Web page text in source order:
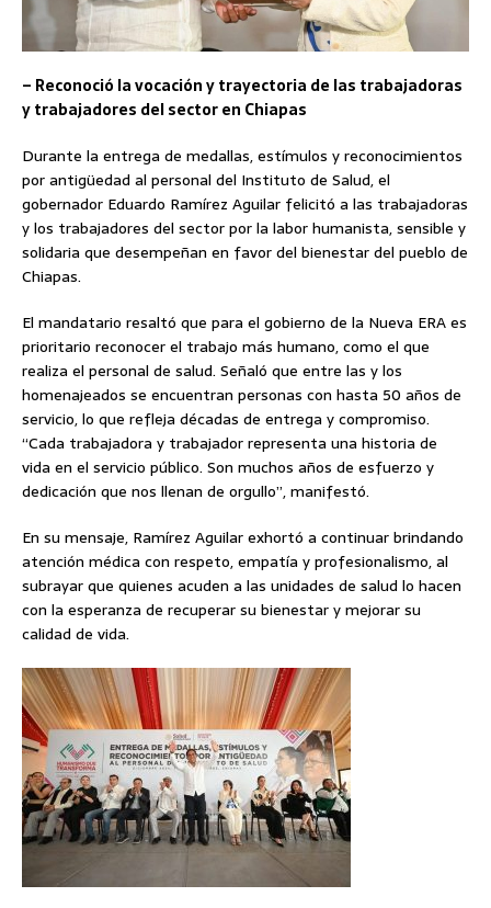
– Reconoció la vocación y trayectoria de las trabajadoras
y trabajadores del sector en Chiapas
Durante la entrega de medallas, estímulos y reconocimientos
por antigüedad al personal del Instituto de Salud, el
gobernador Eduardo Ramírez Aguilar felicitó a las trabajadoras
y los trabajadores del sector por la labor humanista, sensible y
solidaria que desempeñan en favor del bienestar del pueblo de
Chiapas.
El mandatario resaltó que para el gobierno de la Nueva ERA es
prioritario reconocer el trabajo más humano, como el que
realiza el personal de salud. Señaló que entre las y los
homenajeados se encuentran personas con hasta 50 años de
servicio, lo que refleja décadas de entrega y compromiso.
“Cada trabajadora y trabajador representa una historia de
vida en el servicio público. Son muchos años de esfuerzo y
dedicación que nos llenan de orgullo”, manifestó.
En su mensaje, Ramírez Aguilar exhortó a continuar brindando
atención médica con respeto, empatía y profesionalismo, al
subrayar que quienes acuden a las unidades de salud lo hacen
con la esperanza de recuperar su bienestar y mejorar su
calidad de vida.